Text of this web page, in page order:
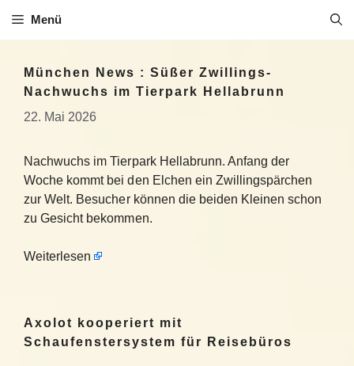
Inhalt
Menü
München News : Süßer Zwillings-
Nachwuchs im Tierpark Hellabrunn
22. Mai 2026
Nachwuchs im Tierpark Hellabrunn. Anfang der
Woche kommt bei den Elchen ein Zwillingspärchen
zur Welt. Besucher können die beiden Kleinen schon
zu Gesicht bekommen.
Weiterlesen
Axolot kooperiert mit
Schaufenstersystem für Reisebüros